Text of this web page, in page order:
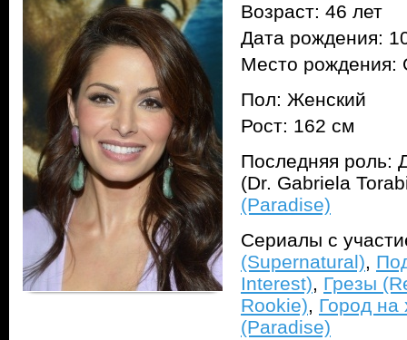
Возраст: 46 лет
Дата рождения:
Место
Пол: Женский
Рост: 162 см
Последняя роль:
(Dr. Gabriela
(Paradise)
Сериалы с
(Supernatural),
Interest), Грезы
Rookie), Город на
(Paradise)